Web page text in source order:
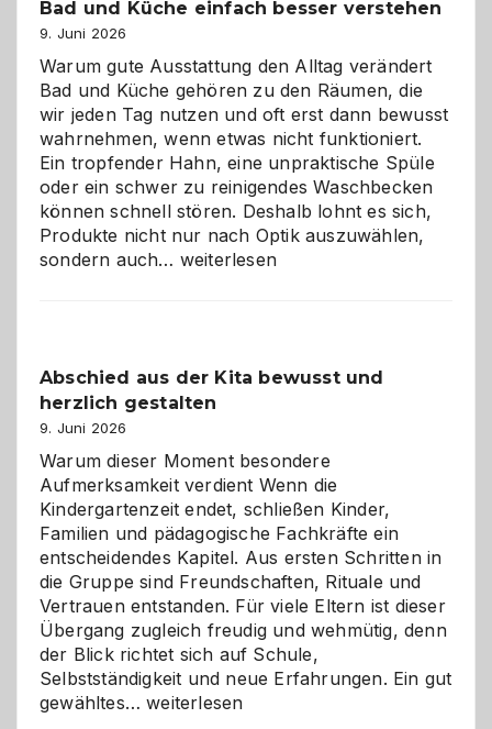
Bad und Küche einfach besser verstehen
9. Juni 2026
Warum gute Ausstattung den Alltag verändert
Bad und Küche gehören zu den Räumen, die
wir jeden Tag nutzen und oft erst dann bewusst
wahrnehmen, wenn etwas nicht funktioniert.
Ein tropfender Hahn, eine unpraktische Spüle
oder ein schwer zu reinigendes Waschbecken
können schnell stören. Deshalb lohnt es sich,
Produkte nicht nur nach Optik auszuwählen,
sondern auch… Bad
verstehen
weiterlesen
Abschied aus der Kita bewusst und
herzlich gestalten
9. Juni 2026
Warum dieser Moment besondere
Aufmerksamkeit verdient Wenn die
Kindergartenzeit endet, schließen Kinder,
Familien und pädagogische Fachkräfte ein
entscheidendes Kapitel. Aus ersten Schritten in
die Gruppe sind Freundschaften, Rituale und
Vertrauen entstanden. Für viele Eltern ist dieser
Übergang zugleich freudig und wehmütig, denn
der Blick richtet sich auf Schule,
Selbstständigkeit und neue Erfahrungen. Ein gut
gewähltes…Abschied
weiterlesen